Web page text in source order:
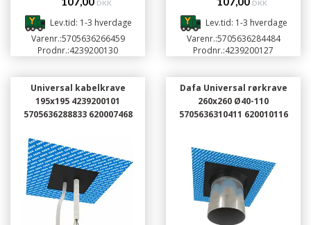
DKK
Lev.tid: 1-3 hverdage
Varenr.:5705636266459
Prodnr.:4239200130
DKK
Lev.tid: 1-3 hverdage
Varenr.:5705636284484
Prodnr.:4239200127
Universal kabelkrave
195x195 4239200101
5705636288833 620007468
Dafa Universal rørkrave
260x260 Ø40-110
5705636310411 620010116